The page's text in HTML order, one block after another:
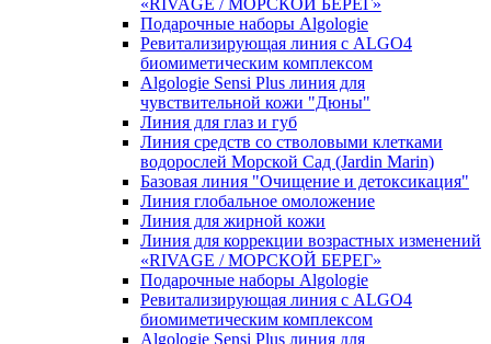
«RIVAGE / МОРСКОЙ БЕРЕГ»
Подарочные наборы Algologie
Ревитализирующая линия с ALGO4
биомиметическим комплексом
Algologie Sensi Plus линия для
чувcтвительной кожи "Дюны"
Линия для глаз и губ
Линия средств со стволовыми клетками
водорослей Морской Сад (Jardin Marin)
Базовая линия "Очищение и детоксикация"
Линия глобальное омоложение
Линия для жирной кожи
Линия для коррекции возрастных изменений
«RIVAGE / МОРСКОЙ БЕРЕГ»
Подарочные наборы Algologie
Ревитализирующая линия с ALGO4
биомиметическим комплексом
Algologie Sensi Plus линия для